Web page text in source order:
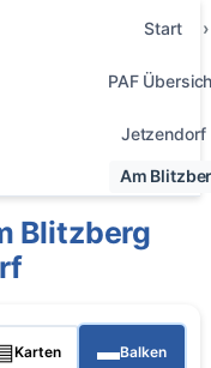
Start
PAF
Jetzendorf
Am
Blitzberg
Karten ▬Balken